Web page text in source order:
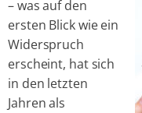
– was auf den
ersten Blick wie ein
Widerspruch
erscheint, hat sich
in den letzten
Jahren als